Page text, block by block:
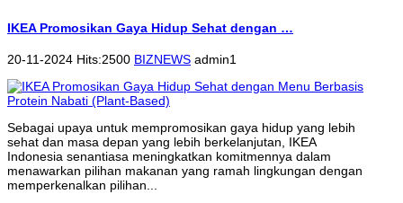
IKEA Promosikan Gaya Hidup Sehat dengan …
20-11-2024 Hits:2500 BIZNEWS admin1
Sebagai upaya untuk mempromosikan gaya hidup yang lebih
sehat dan masa depan yang lebih berkelanjutan, IKEA
Indonesia senantiasa meningkatkan komitmennya dalam
menawarkan pilihan makanan yang ramah lingkungan dengan
memperkenalkan pilihan...